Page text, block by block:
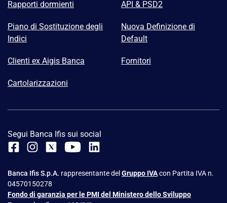
Rapporti dormienti API & PSD2
Piano di Sostituzione degli
Indici
Nuova Definizione di
Default
Clienti ex Aigis Banca Fornitori
Cartolarizzazioni
Segui Banca Ifis sui social
Banca Ifis S.p.A. rappresentante del Gruppo IVAcon Partita IVA n.
04570150278
Fondo di garanzia per le PMI del Ministero dello Sviluppo